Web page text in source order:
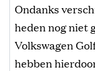
Ondanks
heden nog niet
Volkswagen
hebben